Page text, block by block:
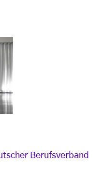
Berufsverband